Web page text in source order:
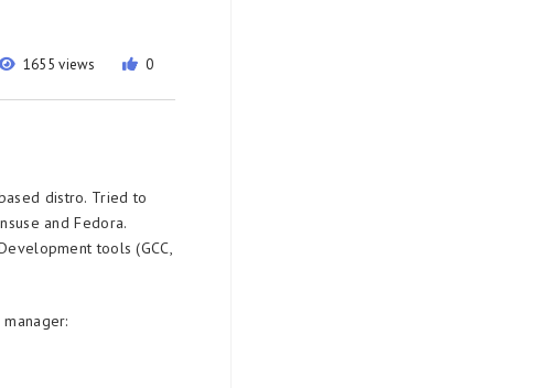
1655 views 0
distro. Tried to
and Fedora.
tools (GCC,